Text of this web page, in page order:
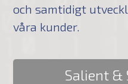
och samtidigt
våra kunder.
Salient &